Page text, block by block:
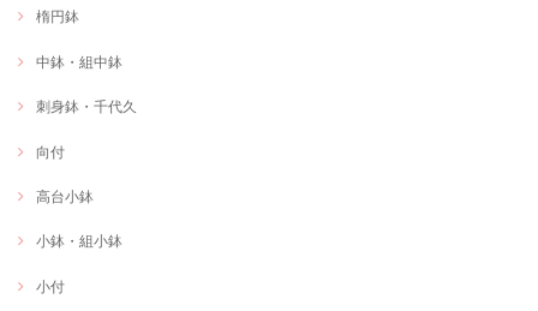
楕円鉢
中鉢・組中鉢
刺身鉢・千代久
向付
高台小鉢
小鉢・組小鉢
小付